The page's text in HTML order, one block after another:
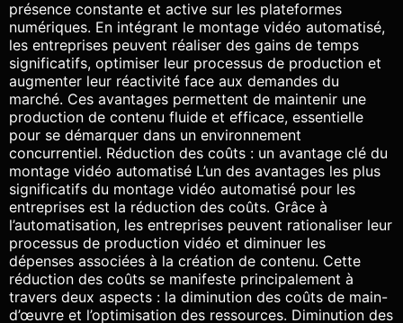
présence constante et active sur les plateformes
numériques. En intégrant le montage vidéo automatisé,
les entreprises peuvent réaliser des gains de temps
significatifs, optimiser leur processus de production et
augmenter leur réactivité face aux demandes du
marché. Ces avantages permettent de maintenir une
production de contenu fluide et efficace, essentielle
pour se démarquer dans un environnement
concurrentiel. Réduction des coûts : un avantage clé du
montage vidéo automatisé L’un des avantages les plus
significatifs du montage vidéo automatisé pour les
entreprises est la réduction des coûts. Grâce à
l’automatisation, les entreprises peuvent rationaliser leur
processus de production vidéo et diminuer les
dépenses associées à la création de contenu. Cette
réduction des coûts se manifeste principalement à
travers deux aspects : la diminution des coûts de main-
d’œuvre et l’optimisation des ressources. Diminution des